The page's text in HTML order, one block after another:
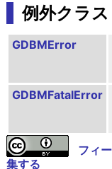
例外クラス
GDBMError
GDBMFatalError
フィ
集する